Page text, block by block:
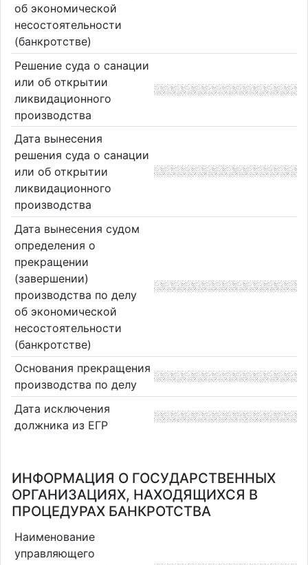
об экономической
несостоятельности
(банкротстве)
Решение суда о санации
или об открытии
ликвидационного
производства
Дата вынесения
решения суда о санации
или об открытии
ликвидационного
производства
Дата вынесения судом
определения о
прекращении
(завершении)
производства по делу
об экономической
несостоятельности
(банкротстве)
Основания прекращения
производства по делу
Дата исключения
должника из ЕГР
ИНФОРМАЦИЯ О ГОСУДАРСТВЕННЫХ
ОРГАНИЗАЦИЯХ, НАХОДЯЩИХСЯ В
ПРОЦЕДУРАХ БАНКРОТСТВА
Наименование
управляющего